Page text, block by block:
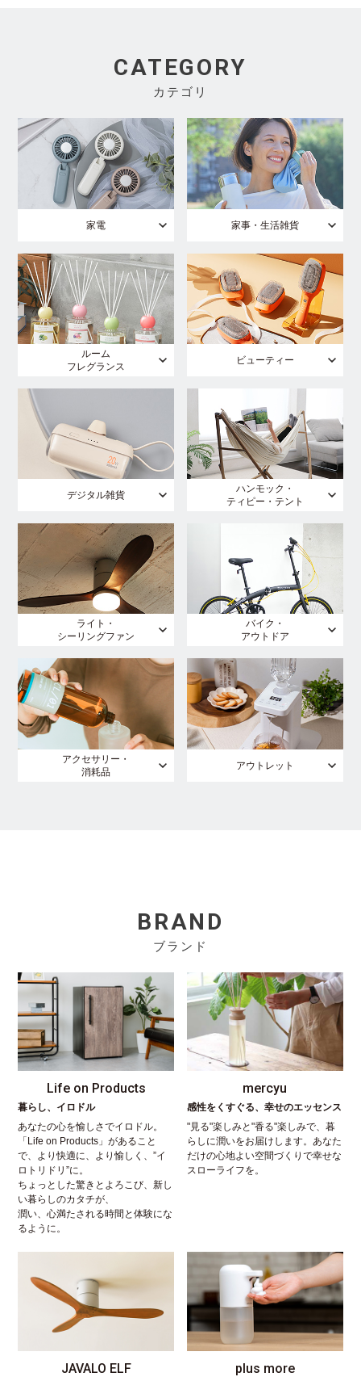
CATEGORY
カテゴリ
家電 家事・生活雑貨
ルーム
フレグランス
ビューティー
デジタル雑貨
ハンモック・
ティピー・テント
ライト・
シーリングファン
バイク・
アウトドア
アクセサリー・
消耗品
アウトレット
BRAND
ブランド
Life on Products
暮らし、イロドル
あなたの心を愉しさでイロドル。
「Life on Products」があること
で、より快適に、より愉しく、”イ
ロトリドリ”に。
ちょっとした驚きとよろこび、新し
い暮らしのカタチが、
潤い、心満たされる時間と体験にな
るように。
mercyu
感性をくすぐる、幸せのエッセンス
"見る"楽しみと"香る"楽しみで、暮
らしに潤いをお届けします。あなた
だけの心地よい空間づくりで幸せな
スローライフを。
JAVALO ELF plus more